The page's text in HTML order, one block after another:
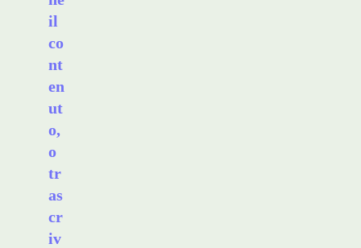
il
co
nt
en
ut
o,
o
tr
as
cr
iv